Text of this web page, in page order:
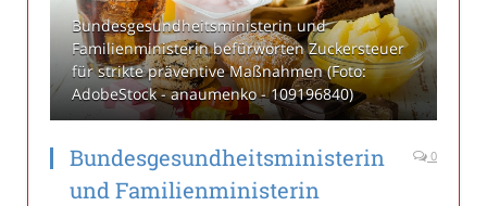
Bundesgesundheitsministerin und
Familienministerin befürworten Zuckersteuer
für strikte präventive Maßnahmen (Foto:
AdobeStock - anaumenko - 109196840)
Bundesgesundheitsministerin
und Familienministerin
0